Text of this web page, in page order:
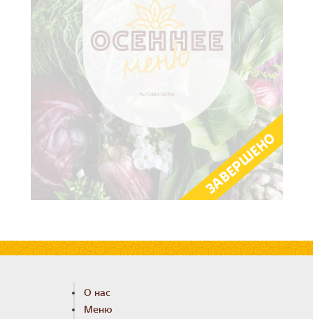
ЗАВЕРШЕНО
О нас
Меню